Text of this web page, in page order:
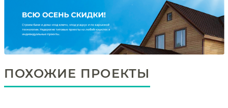
ПОХОЖИЕ ПРОЕКТЫ